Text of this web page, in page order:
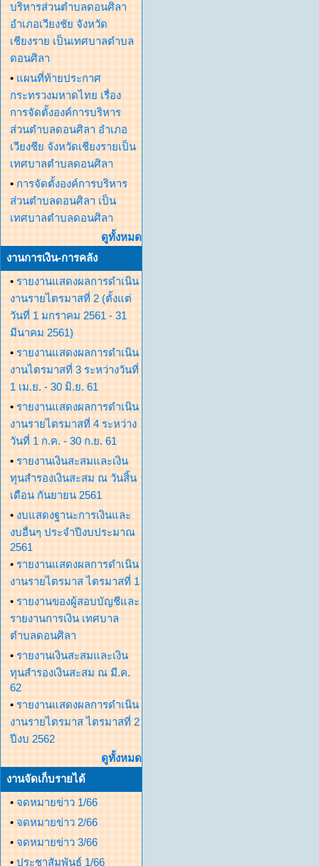
บริหารส่วนตำบลดอนศิลา
อำเภอเวียงชัย จังหวัด
เชียงราย เป็นเทศบาลตำบล
ดอนศิลา
• แผนที่ท้ายประกาศ
กระทรวงมหาดไทย เรื่อง
การจัดตั้งองค์การบริหาร
ส่วนตำบลดอนศิลา อำเภอ
เวียงชีย จังหวัดเชียงรายเป็น
เทศบาลตำบลดอนศิลา
• การจัดตั้งองค์การบริหาร
ส่วนตำบลดอนศิลา เป็น
เทศบาลตำบลดอนศิลา
ดูทั้งหมด
งานการเงิน-การคลัง
• รายงานแสดงผลการดำเนิน
งานรายไตรมาสที่ 2 (ตั้งแต่
วันที่ 1 มกราคม 2561 - 31
มีนาคม 2561)
• รายงานแสดงผลการดำเนิน
งานไตรมาสที่ 3 ระหว่างวันที่
1 เม.ย. - 30 มิ.ย. 61
• รายงานแสดงผลการดำเนิน
งานรายไตรมาสที่ 4 ระหว่าง
วันที่ 1 ก.ค. - 30 ก.ย. 61
• รายงานเงินสะสมและเงิน
ทุนสำรองเงินสะสม ณ วันสิ้น
เดือน กันยายน 2561
• งบแสดงฐานะการเงินและ
งบอื่นๆ ประจำปีงบประมาณ
2561
• รายงานแสดงผลการดำเนิน
งานรายไตรมาส ไตรมาสที่ 1
• รายงานของผู้สอบบัญชีและ
รายงานการเงิน เทศบาล
ตำบลดอนศิลา
• รายงานเงินสะสมและเงิน
ทุนสำรองเงินสะสม ณ มี.ค.
62
• รายงานแสดงผลการดำเนิน
งานรายไตรมาส ไตรมาสที่ 2
ปีงบ 2562
ดูทั้งหมด
งานจัดเก็บรายได้
• จดหมายข่าว 1/66
• จดหมายข่าว 2/66
• จดหมายข่าว 3/66
• ประชาสัมพันธ์ 1/66